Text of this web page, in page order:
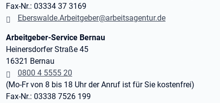
Fax-Nr.: 03334 37 3169
Eberswalde.Arbeitgeber@arbeitsagentur.de
Arbeitgeber-Service Bernau
Heinersdorfer Straße 45
16321 Bernau
0800 4 5555 20
(Mo-Fr von 8 bis 18 Uhr der Anruf ist für Sie kostenfrei)
Fax-Nr.: 03338 7526 199